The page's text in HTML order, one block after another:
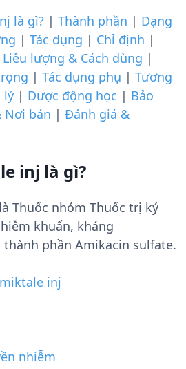
là gì? | Thành phần | Dạng
| Tác dụng | Chỉ định |
Liều lượng & Cách dùng |
| Tác dụng phụ | Tương
lý | Dược động học | Bảo
Nơi bán | Đánh giá &
inj là gì?
Thuốc nhóm Thuốc trị ký
khuẩn, kháng
phần Amikacin sulfate.
inj
nhiễm